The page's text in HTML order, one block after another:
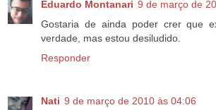
Eduardo Montanari 9 de março de
Gostaria de ainda poder crer que
verdade, mas estou desiludido.
Responder
Nati 9 de março de 2010 às 04:06